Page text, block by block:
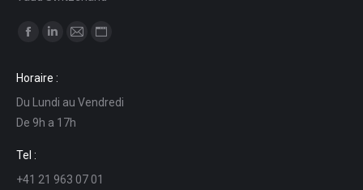
Find us on:
opens
in
new
window
opens
in
new
in
in
Horaire :
Du Lundi au Vendredi
De 9h a 17h
Tel :
+41 21 963 07 01